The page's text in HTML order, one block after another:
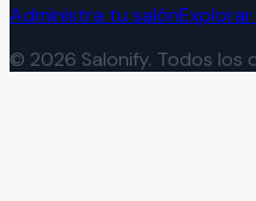
Administra tu salón
© 2026 Salonify. Todos los